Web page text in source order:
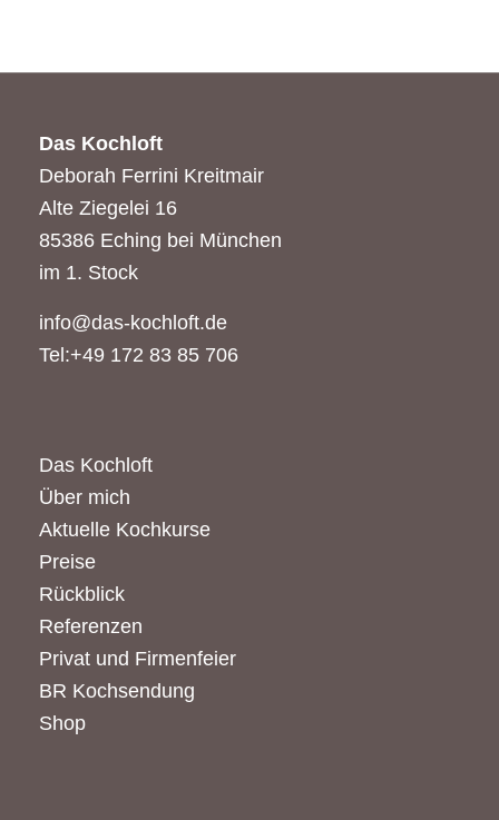
Das Kochloft
Deborah Ferrini Kreitmair
Alte Ziegelei 16
85386 Eching bei München
im 1. Stock
info@das-kochloft.de
Tel:+49 172 83 85 706
Das Kochloft
Über mich
Aktuelle Kochkurse
Preise
Rückblick
Referenzen
Privat und Firmenfeier
BR Kochsendung
Shop